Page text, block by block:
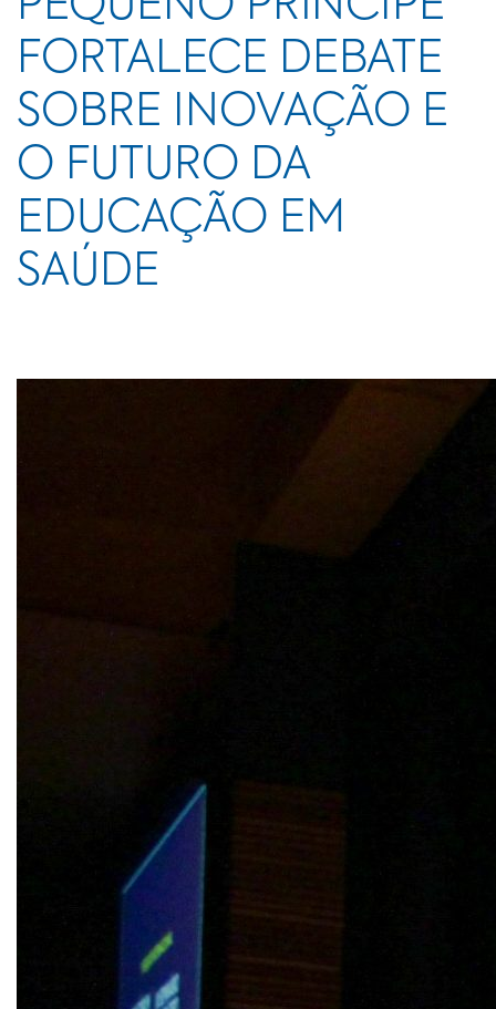
FORTALECE DEBATE
SOBRE INOVAÇÃO E
O FUTURO DA
EDUCAÇÃO EM
SAÚDE